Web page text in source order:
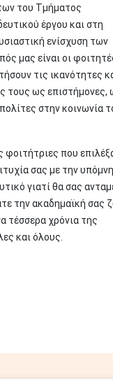
του Τμήματος
έργου και στη
ενίσχυση των
μας είναι οι
τις ικανότητες
τους ως επιστήμονες,
στην κοινωνία
που
σας με την
γιατί θα σας
την ακαδημαϊκή σας
τέσσερα χρόνια της
και όλους.